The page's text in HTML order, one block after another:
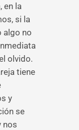
en la
si la
algo no
olvido.
tiene
y
se
nos